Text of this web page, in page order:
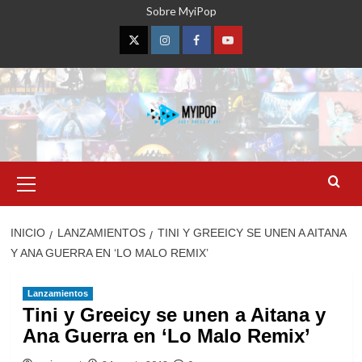
Sobre MyiPop
TwitterInstagramFacebookYouTube
primario
INICIO LANZAMIENTOS
TINI Y GREEICY SE UNEN A AITANA
Y ANA GUERRA EN ‘LO MALO REMIX’
Lanzamientos
Tini y Greeicy se unen a Aitana y
Ana Guerra en ‘Lo Malo Remix’